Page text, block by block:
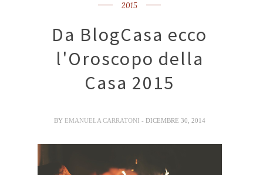
2015
Da BlogCasa ecco
l'Oroscopo della
Casa 2015
BY EMANUELA CARRATONI - DICEMBRE 30, 2014